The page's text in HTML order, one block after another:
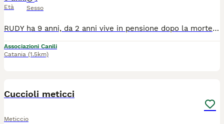
Età Sesso
RUDY ha 9 anni, da 2 anni vive in pensione dopo la morte del suo proprietario. Non ha mai avuto richieste e vogliamo provare a dare una mano. È di taglia media, in salute, non compatibile con i gatti, va d'accordo con le cagnoline ma è da testare con i maschi. Speriamo che qualcuno possa dargli una nuova possibilità. Si trova a catania ma cerca casa anche al centro e al nord. Per info Elisa 3921123580
Associazioni Canili
Catania (1.5km)
Cuccioli meticci
Meticcio